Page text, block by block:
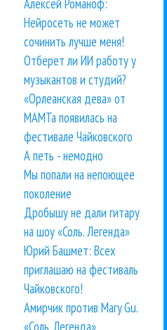
Алексей Романоф:
Нейросеть не может
сочинить лучше меня!
Отберет ли ИИ работу у
музыкантов и студий?
«Орлеанская дева» от
МАМТа появилась на
фестивале Чайковского
А петь - немодно
Мы попали на непоющее
поколение
Дробышу не дали гитару
на шоу «Соль. Легенда»
Юрий Башмет: Всех
приглашаю на фестиваль
Чайковского!
Амирчик против Mary Gu.
«Соль. Легенда»